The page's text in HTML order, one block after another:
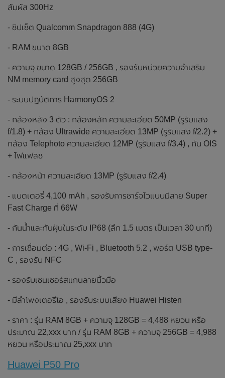
สัมผัส 300Hz
- ชิปเซ็ต Qualcomm Snapdragon 888 (4G)
- RAM ขนาด 8GB
- ความจุ ขนาด 128GB / 256GB , รองรับหน่วยความจำเสริม
NM memory card สูงสุด 256GB
- ระบบปฏิบัติการ HarmonyOS 2
- กล้องหลัง 3 ตัว : กล้องหลัก ความละเอียด 50MP (รูรับแสง
f/1.8) + กล้อง Ultrawide ความละเอียด 13MP (รูรับแสง f/2.2) +
กล้อง Telephoto ความละเอียด 12MP (รูรับแสง f/3.4) , กัน OIS
+ ไฟแฟลช
- กล้องหน้า ความละเอียด 13MP (รูรับแสง f/2.4)
- แบตเตอรี่ 4,100 mAh , รองรับการชาร์จไวแบบมีสาย Super
Fast Charge ที่ 66W
- กันน้ำและกันฝุ่นในระดับ IP68 (ลึก 1.5 เมตร เป็นเวลา 30 นาที)
- การเชื่อมต่อ : 4G , Wi-Fi , Bluetooth 5.2 , พอร์ต USB type-
C , รองรับ NFC
- รองรับเซนเซอร์สแกนลายนิ้วมือ
- มีลำโพงเตอรีโอ , รองรับระบบเสียง Huawei Histen
- ราคา : รุ่น RAM 8GB + ความจุ 128GB = 4,488 หยวน หรือ
ประมาณ 22,xxx บาท / รุ่น RAM 8GB + ความจุ 256GB = 4,988
หยวน หรือประมาณ 25,xxx บาท
Huawei P50 Pro